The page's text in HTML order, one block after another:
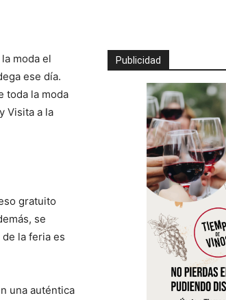
moda el
ese día.
toda la moda
Visita a la
gratuito
se
la feria es
una auténtica
Publicidad